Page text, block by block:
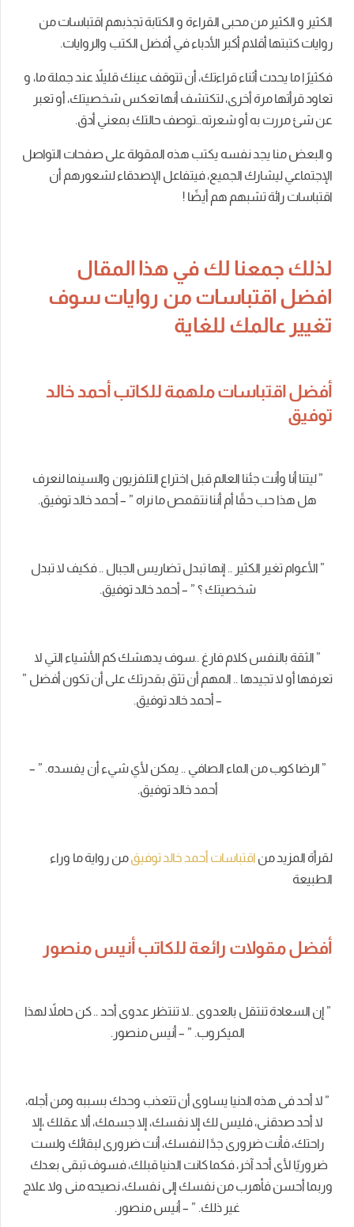
الكثير و الكثير من محبى القراءة و الكتابة تجذبهم اقتباسات من
روايات كتبتها أقلام أكبر الأدباء في أفضل الكتب والروايات.
فكثيرًا ما يحدث أثناء قراءتك، أن تتوقف عينك قليلاً عند جملة ما، و
تعاود قرأتها مرة أخرى، لتكتشف أنها تعكس شخصيتك، أو تعبر
عن شئ مررت به أو شعرته…توصف حالتك بمعني أدق.
و البعض منا يجد نفسه يكتب هذه المقولة على صفحات التواصل
الإجتماعي ليشارك الجميع، فيتفاعل الإصدقاء لشعورهم أن
اقتباسات رائة تشبهم هم أيضًا !
لذلك جمعنا لك في هذا المقال
افضل اقتباسات من روايات سوف
تغيير عالمك للغاية
أفضل اقتباسات ملهمة للكاتب أحمد خالد
توفيق
”ليتنا أنا وأنت جئنا العالم قبل اختراع التلفزيون والسينما لنعرف
هل هذا حب حقًا أم أننا نتقمص ما نراه ” – أحمد خالد توفيق.
” الأعوام تغير الكثير .. إنها تبدل تضاريس الجبال .. فكيف لا تبدل
شخصيتك ؟ ” – أحمد خالد توفيق.
” الثقة بالنفس كلام فارغ ..سوف يدهشك كم الأشياء التي لا
تعرفها أو لا تجيدها .. المهم أن تثق بقدرتك على أن تكون أفضل ”
– أحمد خالد توفيق.
” الرضا كوب من الماء الصافي .. يمكن لأي شيء أن يفسده. ” –
أحمد خالد توفيق.
لقرأة المزيد من اقتباسات أحمد خالد توفيقمن رواية ما وراء
الطبيعة
أفضل مقولات رائعة للكاتب أنيس منصور
” إن السعادة تنتقل بالعدوى ..لا تنتظر عدوى أحد .. كن حاملاً لهذا
الميكروب. ” – أنيس منصور.
” لا أحد فى هذه الدنيا يساوى أن تتعذب وحدك بسببه ومن أجله،
لا أحد صدقنى، فليس لك إلا نفسك، إلا جسمك، ألا عقلك ،إلا
راحتك، فأنت ضرورى جدًا لنفسك، أنت ضرورى لبقائك ولست
ضروريًا لأى أحد آخر، فكما كانت الدنيا قبلك، فسوف تبقى بعدك
وربما أحسن فأهرب من نفسك إلى نفسك، نصيحه منى ولا علاج
غير ذلك. ” – أنيس منصور.